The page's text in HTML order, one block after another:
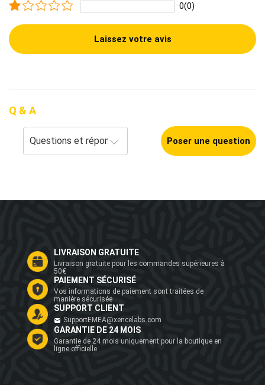
0(0)
Laissez votre avis
Q & A
Poser une question
LIVRAISON GRATUITE
Livraison gratuite pour les commandes supérieures à
50€
PAIEMENT SÉCURISÉ
Vos informations de paiement sont traitées de
manière sécurisée
SUPPORT CLIENT
SupportEMEA@xencelabs.com
GARANTIE DE 24 MOIS
Garantie de 24 mois uniquement pour la boutique en
ligne officielle